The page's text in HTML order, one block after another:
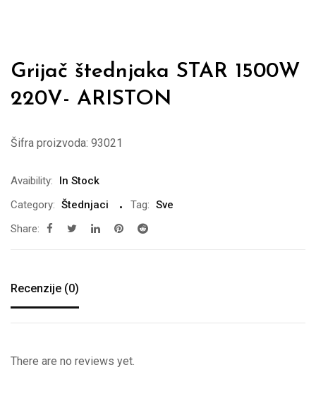
Grijač štednjaka STAR 1500W
220V- ARISTON
Šifra proizvoda: 93021
Avaibility:
In Stock
Category: Štednjaci Tag: Sve
Share:
Recenzije (0)
There are no reviews yet.